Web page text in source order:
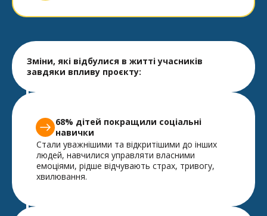
Зміни, які відбулися в житті учасників
завдяки впливу проєкту:
68% дітей покращили соціальні
навички
Стали уважнішими та відкритішими до інших
людей, навчилися управляти власними
емоціями, рідше відчувають страх, тривогу,
хвилювання.